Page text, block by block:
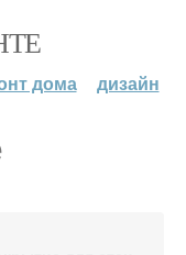
дома дизайн